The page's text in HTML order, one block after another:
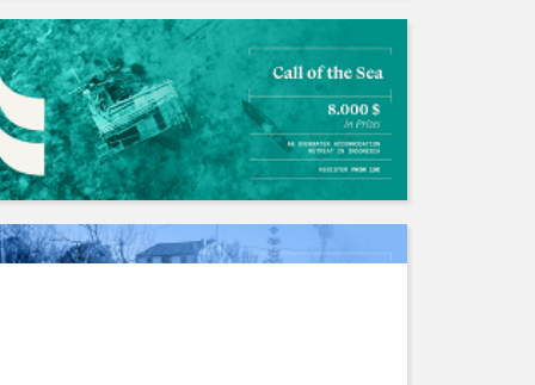
山清
2024 Antepavilion 建筑竞赛
人数: 若干 ，截止时间:2038.01.19 招募中/Ongoing
在的
人
国内外竞赛长期招队友
人数: 若干 ，截止时间:2028.04.06 招募中/Ongoing